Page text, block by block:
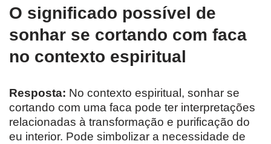
O significado possível de
sonhar se cortando com faca
no contexto espiritual
Resposta: No contexto espiritual, sonhar se
cortando com uma faca pode ter interpretações
relacionadas à transformação e purificação do
eu interior. Pode simbolizar a necessidade de